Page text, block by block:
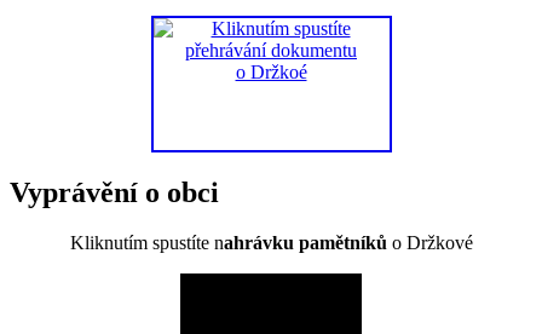
Vyprávění o obci
Kliknutím spustíte nahrávku pamětníkůo Držkové